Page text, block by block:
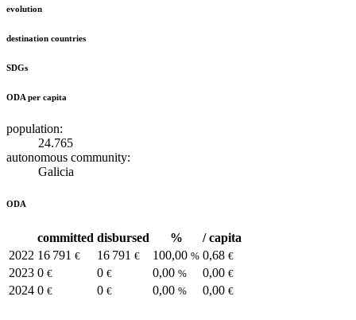
evolution
destination countries
SDGs
ODA per capita
population:
24.765
autonomous community:
Galicia
ODA
committed disbursed %
/ capita
2022 16 791 € 16 791 € 100,00 % 0,68 €
2023 0 € 0 € 0,00 % 0,00 €
2024 0 € 0 € 0,00 % 0,00 €